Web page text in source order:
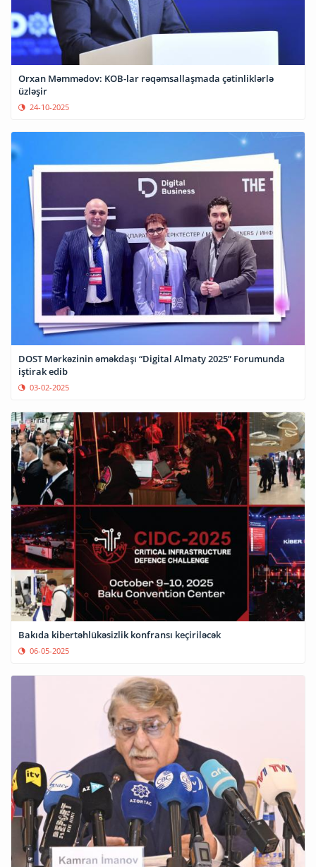
Orxan Məmmədov: KOB-lar rəqəmsallaşmada çətinliklərlə
üzləşir
24-10-2025
DOST Mərkəzinin əməkdaşı “Digital Almaty 2025” Forumunda
iştirak edib
03-02-2025
Bakıda kibertəhlükəsizlik konfransı keçiriləcək
06-05-2025